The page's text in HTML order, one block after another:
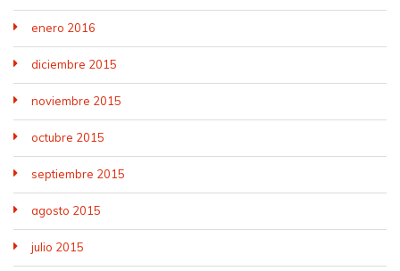
enero 2016
diciembre 2015
noviembre 2015
octubre 2015
septiembre 2015
agosto 2015
julio 2015